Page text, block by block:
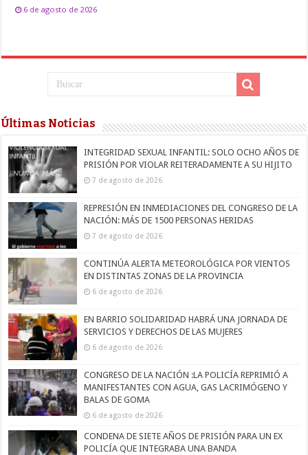
6 de agosto de 2026
Últimas Noticias
INTEGRIDAD SEXUAL INFANTIL: SOLO OCHO AÑOS DE
PRISIÓN POR VIOLAR REITERADAMENTE A SU HIJITO
7 de agosto de 2026
REPRESIÓN EN INMEDIACIONES DEL CONGRESO DE LA
NACIÓN: MÁS DE 1500 PERSONAS HERIDAS
7 de agosto de 2026
CONTINÚA ALERTA METEOROLÓGICA POR VIENTOS
EN DISTINTAS ZONAS DE LA PROVINCIA
6 de agosto de 2026
EN BARRIO SOLIDARIDAD HABRÁ UNA JORNADA DE
SERVICIOS Y DERECHOS DE LAS MUJERES
6 de agosto de 2026
CONGRESO DE LA NACIÓN :LA POLICÍA REPRIMIÓ A
MANIFESTANTES CON AGUA, GAS LACRIMÓGENO Y
BALAS DE GOMA
6 de agosto de 2026
CONDENA DE SIETE AÑOS DE PRISIÓN PARA UN EX
POLICÍA QUE INTEGRABA UNA BANDA